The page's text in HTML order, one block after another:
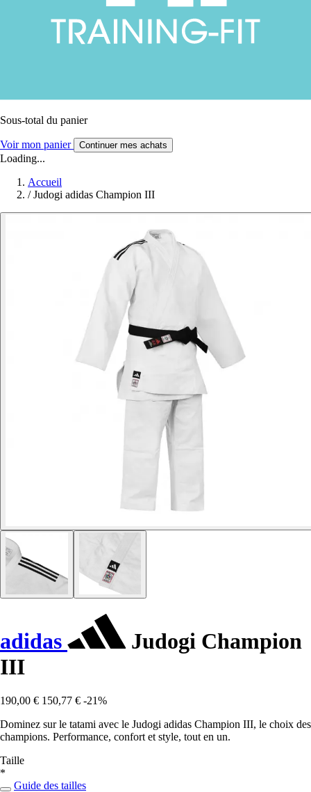
Sous-total du panier
Voir mon panier Continuer mes achats
Loading...
Accueil
/ Judogi adidas Champion III
adidas
Judogi Champion
III
190,00 € 150,77 € -21%
Dominez sur le tatami avec le Judogi adidas Champion III, le choix des
champions. Performance, confort et style, tout en un.
Taille
*
Guide des tailles